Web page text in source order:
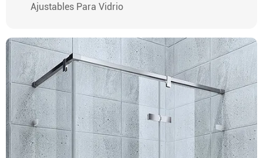
Ajustables Para Vidrio